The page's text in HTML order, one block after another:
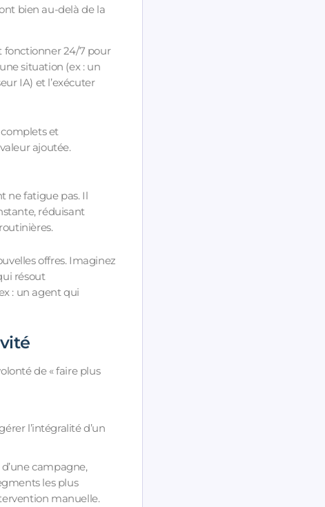
bien au-delà de la
fonctionner 24/7 pour
situation (ex : un
IA) et l’exécuter
et
ajoutée.
ne fatigue pas. Il
réduisant
offres. Imaginez
résout
: un agent qui
de « faire plus
l’intégralité d’un
campagne,
les plus
manuelle.